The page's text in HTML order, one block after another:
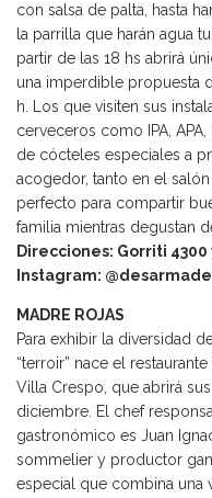
con salsa de palta, hasta
la parrilla que harán agua
partir de las 18 hs abrirá
una imperdible propuesta
h. Los que visiten sus
cerveceros como IPA,
de cócteles especiales a
acogedor, tanto en el
perfecto para compartir
familia mientras degustan
Direcciones: Gorriti 4300
Instagram:
MADRE ROJAS
Para exhibir la diversidad
“terroir” nace el
Villa Crespo, que abrirá
diciembre. El chef
gastronómico es Juan
sommelier y productor
especial que combina una